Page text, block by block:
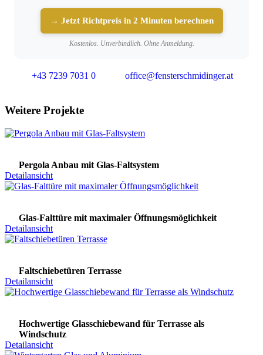
→ Jetzt Richtpreis in 2 Minuten berechnen
Kostenlos. Unverbindlich. Ohne Anmeldung.
+43 7239 7031 0 office@fensterschmidinger.at
Weitere Projekte
Pergola Anbau mit Glas-Faltsystem
Detailansicht
Glas-Falttüre mit maximaler Öffnungsmöglichkeit
Detailansicht
Faltschiebetüren Terrasse
Detailansicht
Hochwertige Glasschiebewand für Terrasse als
Windschutz
Detailansicht